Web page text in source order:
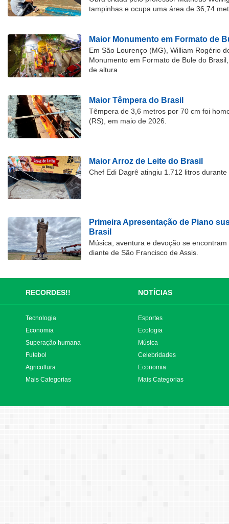
tampinhas e ocupa uma área de 36,74
Maior Monumento em Formato de
Em São Lourenço (MG), William Rogério
Monumento em Formato de Bule do
de altura
Maior Têmpera do Brasil
Têmpera de 3,6 metros por 70 cm foi
(RS), em maio de 2026.
Maior Arroz de Leite do Brasil
Chef Edi Dagrê atingiu 1.712 litros
Primeira Apresentação de Piano
Brasil
Música, aventura e devoção se
diante de São Francisco de Assis.
RECORDES!! NOTÍCIAS
Tecnologia
Economia
Superação humana
Futebol
Agricultura
Mais Categorias
Esportes
Ecologia
Música
Celebridades
Economia
Mais Categorias